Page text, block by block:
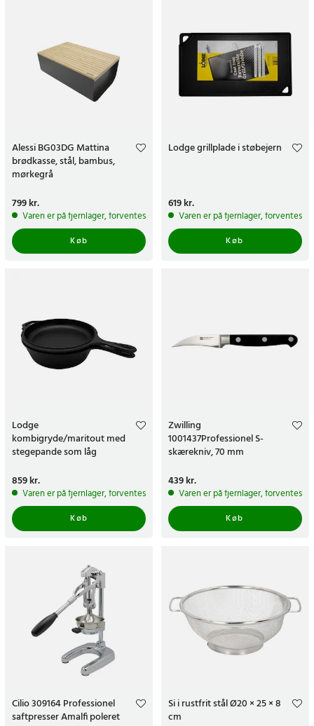
Alessi BG03DG Mattina
brødkasse, stål, bambus,
mørkegrå
Pris:799 kr.
799 kr.
Varen er på fjernlager, forventes at blive sendt inden for 5-7 hverdage
Køb
Lodge grillplade i støbejern
Pris:619 kr.
619 kr.
Varen er på fjernlager, forventes
Køb
Lodge
kombigryde/maritout med
stegepande som låg
Pris:859 kr.
859 kr.
Varen er på fjernlager, forventes at blive sendt inden for 5-7 hverdage
Køb
Zwilling
1001437Professionel S-
skærekniv, 70 mm
Pris:439 kr.
439 kr.
Varen er på fjernlager, forventes
Køb
Cilio 309164 Professionel
saftpresser Amalfi poleret
Si i rustfrit stål Ø20 × 25 × 8
cm